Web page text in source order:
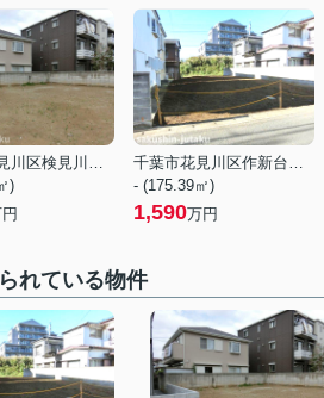
千葉市花見川区検見川町３丁目
)
千葉市花見川区作新台５丁目
- (175.39㎡)
1,590万円
れている物件